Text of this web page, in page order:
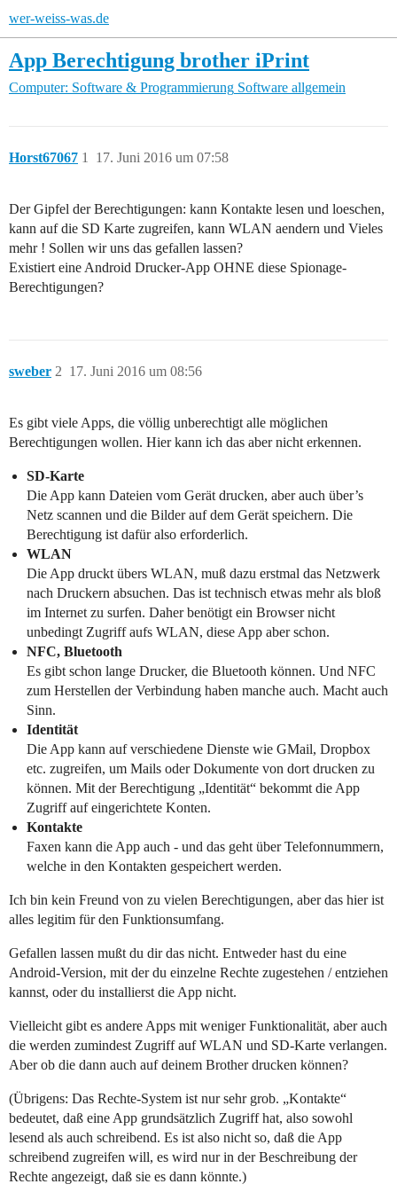
wer-weiss-was.de
App Berechtigung brother iPrint
Computer: Software & Programmierung Software allgemein
Horst67067 17. Juni 2016 um 07:58
1
Der Gipfel der Berechtigungen: kann Kontakte lesen und loeschen,
kann auf die SD Karte zugreifen, kann WLAN aendern und Vieles
mehr ! Sollen wir uns das gefallen lassen?
Existiert eine Android Drucker-App OHNE diese Spionage-
Berechtigungen?
sweber 17. Juni 2016 um 08:56
2
Es gibt viele Apps, die völlig unberechtigt alle möglichen
Berechtigungen wollen. Hier kann ich das aber nicht erkennen.
SD-Karte
Die App kann Dateien vom Gerät drucken, aber auch über’s
Netz scannen und die Bilder auf dem Gerät speichern. Die
Berechtigung ist dafür also erforderlich.
WLAN
Die App druckt übers WLAN, muß dazu erstmal das Netzwerk
nach Druckern absuchen. Das ist technisch etwas mehr als bloß
im Internet zu surfen. Daher benötigt ein Browser nicht
unbedingt Zugriff aufs WLAN, diese App aber schon.
NFC, Bluetooth
Es gibt schon lange Drucker, die Bluetooth können. Und NFC
zum Herstellen der Verbindung haben manche auch. Macht auch
Sinn.
Identität
Die App kann auf verschiedene Dienste wie GMail, Dropbox
etc. zugreifen, um Mails oder Dokumente von dort drucken zu
können. Mit der Berechtigung „Identität“ bekommt die App
Zugriff auf eingerichtete Konten.
Kontakte
Faxen kann die App auch - und das geht über Telefonnummern,
welche in den Kontakten gespeichert werden.
Ich bin kein Freund von zu vielen Berechtigungen, aber das hier ist
alles legitim für den Funktionsumfang.
Gefallen lassen mußt du dir das nicht. Entweder hast du eine
Android-Version, mit der du einzelne Rechte zugestehen / entziehen
kannst, oder du installierst die App nicht.
Vielleicht gibt es andere Apps mit weniger Funktionalität, aber auch
die werden zumindest Zugriff auf WLAN und SD-Karte verlangen.
Aber ob die dann auch auf deinem Brother drucken können?
(Übrigens: Das Rechte-System ist nur sehr grob. „Kontakte“
bedeutet, daß eine App grundsätzlich Zugriff hat, also sowohl
lesend als auch schreibend. Es ist also nicht so, daß die App
schreibend zugreifen will, es wird nur in der Beschreibung der
Rechte angezeigt, daß sie es dann könnte.)